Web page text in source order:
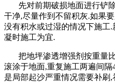
先对前期破损地面进行铲
干净,尽量作到不留积灰.如果
没有积水或过湿的情况下施工
凝时施工为宜.
把地坪渗透增强剂按重量
滚涂于地面,重复施工两遍间隔
是局部起沙严重情况需要补刷